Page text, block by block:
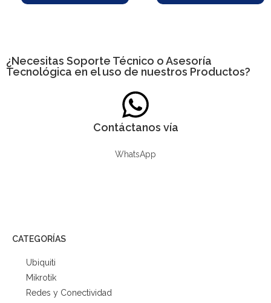
¿Necesitas Soporte Técnico o Asesoría
Tecnológica en el uso de nuestros Productos?
Contáctanos vía
WhatsApp
CATEGORÍAS
Ubiquiti
Mikrotik
Redes y Conectividad